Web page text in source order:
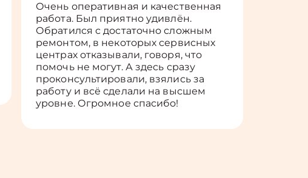
Очень оперативная и качественная
работа. Был приятно удивлён.
Обратился с достаточно сложным
ремонтом, в некоторых сервисных
центрах отказывали, говоря, что
помочь не могут. А здесь сразу
проконсультировали, взялись за
работу и всё сделали на высшем
уровне. Огромное спасибо!